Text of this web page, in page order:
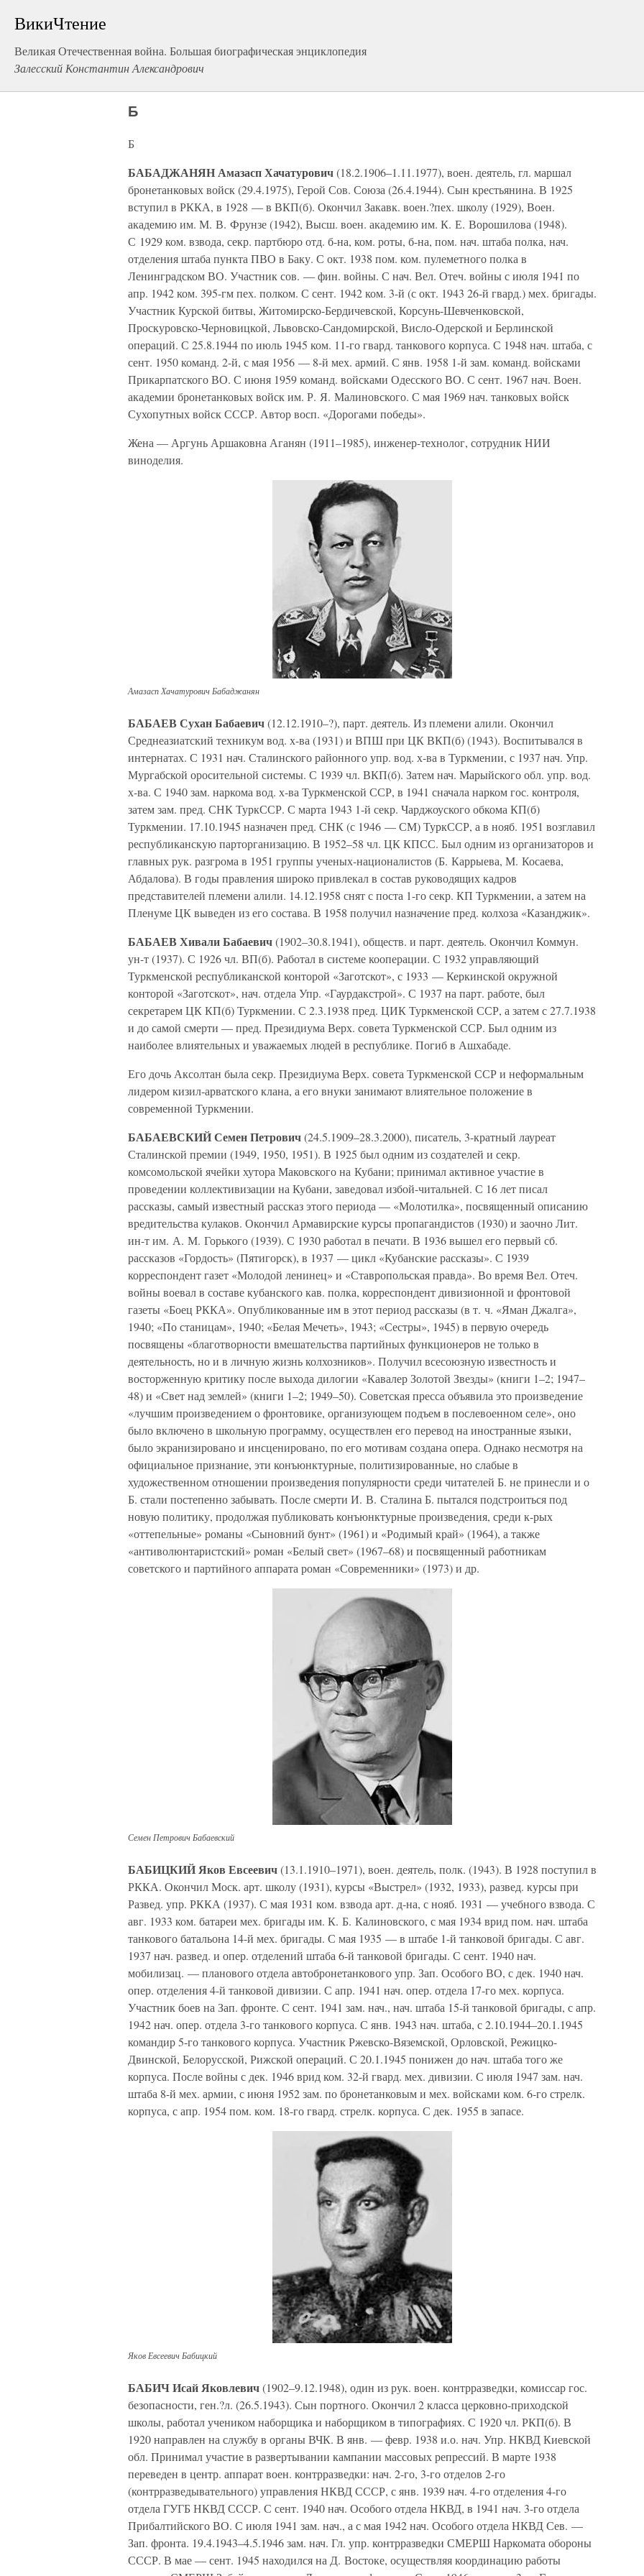
ВикиЧтение
Великая Отечественная война. Большая биографическая энциклопедия
Залесский Константин Александрович
Б
Б
БАБАДЖАНЯН Амазасп Хачатурович(18.2.1906–1.11.1977), воен. деятель, гл. маршал
бронетанковых войск (29.4.1975), Герой Сов. Союза (26.4.1944). Сын крестьянина. В 1925
вступил в РККА, в 1928 — в ВКП(б). Окончил Закавк. воен.?пех. школу (1929), Воен.
академию им. М. В. Фрунзе (1942), Высш. воен. академию им. К. Е. Ворошилова (1948).
С 1929 ком. взвода, секр. партбюро отд. б-на, ком. роты, б-на, пом. нач. штаба полка, нач.
отделения штаба пункта ПВО в Баку. С окт. 1938 пом. ком. пулеметного полка в
Ленинградском ВО. Участник сов. — фин. войны. С нач. Вел. Отеч. войны с июля 1941 по
апр. 1942 ком. 395-гм пех. полком. С сент. 1942 ком. 3-й (с окт. 1943 26-й гвард.) мех. бригады.
Участник Курской битвы, Житомирско-Бердичевской, Корсунь-Шевченковской,
Проскуровско-Черновицкой, Львовско-Сандомирской, Висло-Одерской и Берлинской
операций. С 25.8.1944 по июль 1945 ком. 11-го гвард. танкового корпуса. С 1948 нач. штаба, с
сент. 1950 команд. 2-й, с мая 1956 — 8-й мех. армий. С янв. 1958 1-й зам. команд. войсками
Прикарпатского ВО. С июня 1959 команд. войсками Одесского ВО. С сент. 1967 нач. Воен.
академии бронетанковых войск им. Р. Я. Малиновского. С мая 1969 нач. танковых войск
Сухопутных войск СССР. Автор восп. «Дорогами победы».
Жена — Аргунь Аршаковна Аганян (1911–1985), инженер-технолог, сотрудник НИИ
виноделия.
Амазасп Хачатурович Бабаджанян
БАБАЕВ Сухан Бабаевич(12.12.1910–?), парт. деятель. Из племени алили. Окончил
Среднеазиатский техникум вод. х-ва (1931) и ВПШ при ЦК ВКП(б) (1943). Воспитывался в
интернатах. С 1931 нач. Сталинского районного упр. вод. х-ва в Туркмении, с 1937 нач. Упр.
Мургабской оросительной системы. С 1939 чл. ВКП(б). Затем нач. Марыйского обл. упр. вод.
х-ва. С 1940 зам. наркома вод. х-ва Туркменской ССР, в 1941 сначала нарком гос. контроля,
затем зам. пред. СНК ТуркССР. С марта 1943 1-й секр. Чарджоуского обкома КП(б)
Туркмении. 17.10.1945 назначен пред. СНК (с 1946 — СМ) ТуркССР, а в нояб. 1951 возглавил
республиканскую парторганизацию. В 1952–58 чл. ЦК КПСС. Был одним из организаторов и
главных рук. разгрома в 1951 группы ученых-националистов (Б. Каррыева, М. Косаева,
Абдалова). В годы правления широко привлекал в состав руководящих кадров
представителей племени алили. 14.12.1958 снят с поста 1-го секр. КП Туркмении, а затем на
Пленуме ЦК выведен из его состава. В 1958 получил назначение пред. колхоза «Казанджик».
БАБАЕВ Хивали Бабаевич(1902–30.8.1941), обществ. и парт. деятель. Окончил Коммун.
ун-т (1937). С 1926 чл. ВП(б). Работал в системе кооперации. С 1932 управляющий
Туркменской республиканской конторой «Заготскот», с 1933 — Керкинской окружной
конторой «Заготскот», нач. отдела Упр. «Гаурдакстрой». С 1937 на парт. работе, был
секретарем ЦК КП(б) Туркмении. С 2.3.1938 пред. ЦИК Туркменской ССР, а затем с 27.7.1938
и до самой смерти — пред. Президиума Верх. совета Туркменской ССР. Был одним из
наиболее влиятельных и уважаемых людей в республике. Погиб в Ашхабаде.
Его дочь Аксолтан была секр. Президиума Верх. совета Туркменской ССР и неформальным
лидером кизил-арватского клана, а его внуки занимают влиятельное положение в
современной Туркмении.
БАБАЕВСКИЙ Семен Петрович(24.5.1909–28.3.2000), писатель, 3-кратный лауреат
Сталинской премии (1949, 1950, 1951). В 1925 был одним из создателей и секр.
комсомольской ячейки хутора Маковского на Кубани; принимал активное участие в
проведении коллективизации на Кубани, заведовал избой-читальней. С 16 лет писал
рассказы, самый известный рассказ этого периода — «Молотилка», посвященный описанию
вредительства кулаков. Окончил Армавирские курсы пропагандистов (1930) и заочно Лит.
ин-т им. А. М. Горького (1939). С 1930 работал в печати. В 1936 вышел его первый сб.
рассказов «Гордость» (Пятигорск), в 1937 — цикл «Кубанские рассказы». С 1939
корреспондент газет «Молодой ленинец» и «Ставропольская правда». Во время Вел. Отеч.
войны воевал в составе кубанского кав. полка, корреспондент дивизионной и фронтовой
газеты «Боец РККА». Опубликованные им в этот период рассказы (в т. ч. «Яман Джалга»,
1940; «По станицам», 1940; «Белая Мечеть», 1943; «Сестры», 1945) в первую очередь
посвящены «благотворности вмешательства партийных функционеров не только в
деятельность, но и в личную жизнь колхозников». Получил всесоюзную известность и
восторженную критику после выхода дилогии «Кавалер Золотой Звезды» (книги 1–2; 1947–
48) и «Свет над землей» (книги 1–2; 1949–50). Советская пресса объявила это произведение
«лучшим произведением о фронтовике, организующем подъем в послевоенном селе», оно
было включено в школьную программу, осуществлен его перевод на иностранные языки,
было экранизировано и инсценировано, по его мотивам создана опера. Однако несмотря на
официальное признание, эти конъюнктурные, политизированные, но слабые в
художественном отношении произведения популярности среди читателей Б. не принесли и о
Б. стали постепенно забывать. После смерти И. В. Сталина Б. пытался подстроиться под
новую политику, продолжая публиковать конъюнктурные произведения, среди к-рых
«оттепельные» романы «Сыновний бунт» (1961) и «Родимый край» (1964), а также
«антиволюнтаристский» роман «Белый свет» (1967–68) и посвященный работникам
советского и партийного аппарата роман «Современники» (1973) и др.
Семен Петрович Бабаевский
БАБИЦКИЙ Яков Евсеевич(13.1.1910–1971), воен. деятель, полк. (1943). В 1928 поступил в
РККА. Окончил Моск. арт. школу (1931), курсы «Выстрел» (1932, 1933), развед. курсы при
Развед. упр. РККА (1937). С мая 1931 ком. взвода арт. д-на, с нояб. 1931 — учебного взвода. С
авг. 1933 ком. батареи мех. бригады им. К. Б. Калиновского, с мая 1934 врид пом. нач. штаба
танкового батальона 14-й мех. бригады. С мая 1935 — в штабе 1-й танковой бригады. С авг.
1937 нач. развед. и опер. отделений штаба 6-й танковой бригады. С сент. 1940 нач.
мобилизац. — планового отдела автобронетанкового упр. Зап. Особого ВО, с дек. 1940 нач.
опер. отделения 4-й танковой дивизии. С апр. 1941 нач. опер. отдела 17-го мех. корпуса.
Участник боев на Зап. фронте. С сент. 1941 зам. нач., нач. штаба 15-й танковой бригады, с апр.
1942 нач. опер. отдела 3-го танкового корпуса. С янв. 1943 нач. штаба, с 2.10.1944–20.1.1945
командир 5-го танкового корпуса. Участник Ржевско-Вяземской, Орловской, Режицко-
Двинской, Белорусской, Рижской операций. С 20.1.1945 понижен до нач. штаба того же
корпуса. После войны с дек. 1946 врид ком. 32-й гвард. мех. дивизии. С июля 1947 зам. нач.
штаба 8-й мех. армии, с июня 1952 зам. по бронетанковым и мех. войсками ком. 6-го стрелк.
корпуса, с апр. 1954 пом. ком. 18-го гвард. стрелк. корпуса. С дек. 1955 в запасе.
Яков Евсеевич Бабицкий
БАБИЧ Исай Яковлевич(1902–9.12.1948), один из рук. воен. контрразведки, комиссар гос.
безопасности, ген.?л. (26.5.1943). Сын портного. Окончил 2 класса церковно-приходской
школы, работал учеником наборщика и наборщиком в типографиях. С 1920 чл. РКП(б). В
1920 направлен на службу в органы ВЧК. В янв. — февр. 1938 и.о. нач. Упр. НКВД Киевской
обл. Принимал участие в развертывании кампании массовых репрессий. В марте 1938
переведен в центр. аппарат воен. контрразведки: нач. 2-го, 3-го отделов 2-го
(контрразведывательного) управления НКВД СССР, с янв. 1939 нач. 4-го отделения 4-го
отдела ГУГБ НКВД СССР. С сент. 1940 нач. Особого отдела НКВД, в 1941 нач. 3-го отдела
Прибалтийского ВО. С июля 1941 зам. нач., а с мая 1942 нач. Особого отдела НКВД Сев. —
Зап. фронта. 19.4.1943–4.5.1946 зам. нач. Гл. упр. контрразведки СМЕРШ Наркомата обороны
СССР. В мае — сент. 1945 находился на Д. Востоке, осуществляя координацию работы